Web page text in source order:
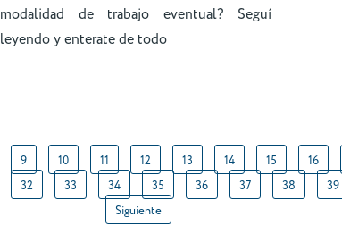
modalidad de trabajo eventual? Seguí
leyendo y enterate de todo
9 10 11 12 13 14 15 16
32 33 34 35 36 37 38 39
Siguiente